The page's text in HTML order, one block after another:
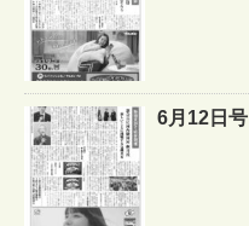
6月12日号